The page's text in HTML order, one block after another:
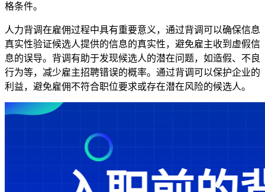
格条件。
人力背调在雇佣过程中具有重要意义，通过背调可以确保信息
真实性验证候选人提供的信息的真实性，避免雇主收到虚假信
息的误导。背调有助于发现候选人的潜在问题，如造假、不良
行为等，减少雇主招聘错误的概率。通过背调可以保护企业的
利益，避免雇佣不符合职位要求或存在潜在风险的候选人。